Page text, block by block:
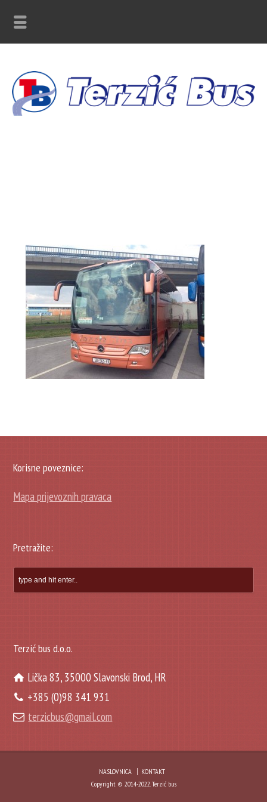
Korisne poveznice:
Mapa prijevoznih pravaca
Pretražite:
Terzić bus d.o.o.
Lička 83, 35000 Slavonski Brod, HR
+385 (0)98 341 931
terzicbus@gmail.com
NASLOVNICA
KONTAKT
Copyright © 2014-2022. Terzić bus